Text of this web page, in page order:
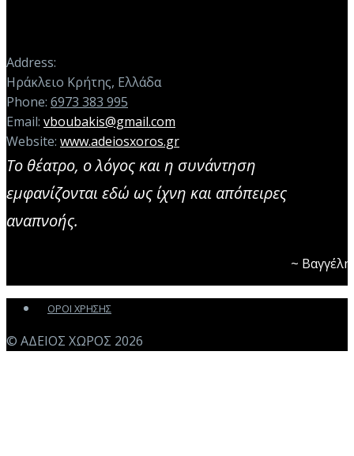
Address:
Ηράκλειο Κρήτης, Ελλάδα
Phone: 6973 383 995
Email: vboubakis@gmail.com
Website: www.adeiosxoros.gr
Το θέατρο, ο λόγος και η συνάντηση
εμφανίζονται εδώ ως ίχνη και απόπειρες
αναπνοής.
~
ΟΡΟΙ ΧΡΗΣΗΣ
© ΑΔΕΙΟΣ ΧΩΡΟΣ 2026